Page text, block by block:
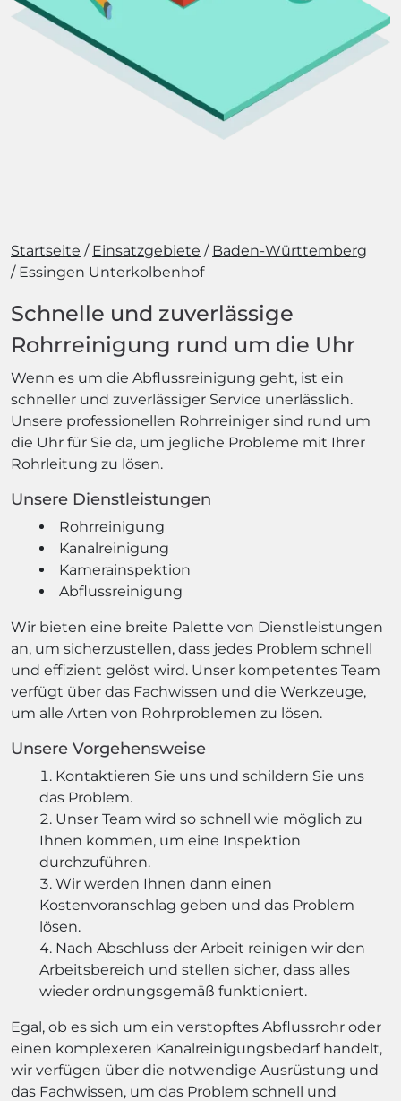
Startseite Einsatzgebiete
Baden-Württemberg
Essingen Unterkolbenhof
Schnelle und zuverlässige
Rohrreinigung rund um die Uhr
Wenn es um die Abflussreinigung geht, ist ein
schneller und zuverlässiger Service unerlässlich.
Unsere professionellen Rohrreiniger sind rund um
die Uhr für Sie da, um jegliche Probleme mit Ihrer
Rohrleitung zu lösen.
Unsere Dienstleistungen
Rohrreinigung
Kanalreinigung
Kamerainspektion
Abflussreinigung
Wir bieten eine breite Palette von Dienstleistungen
an, um sicherzustellen, dass jedes Problem schnell
und effizient gelöst wird. Unser kompetentes Team
verfügt über das Fachwissen und die Werkzeuge,
um alle Arten von Rohrproblemen zu lösen.
Unsere Vorgehensweise
Kontaktieren Sie uns und schildern Sie uns
das Problem.
Unser Team wird so schnell wie möglich zu
Ihnen kommen, um eine Inspektion
durchzuführen.
Wir werden Ihnen dann einen
Kostenvoranschlag geben und das Problem
lösen.
Nach Abschluss der Arbeit reinigen wir den
Arbeitsbereich und stellen sicher, dass alles
wieder ordnungsgemäß funktioniert.
Egal, ob es sich um ein verstopftes Abflussrohr oder
einen komplexeren Kanalreinigungsbedarf handelt,
wir verfügen über die notwendige Ausrüstung und
das Fachwissen, um das Problem schnell und